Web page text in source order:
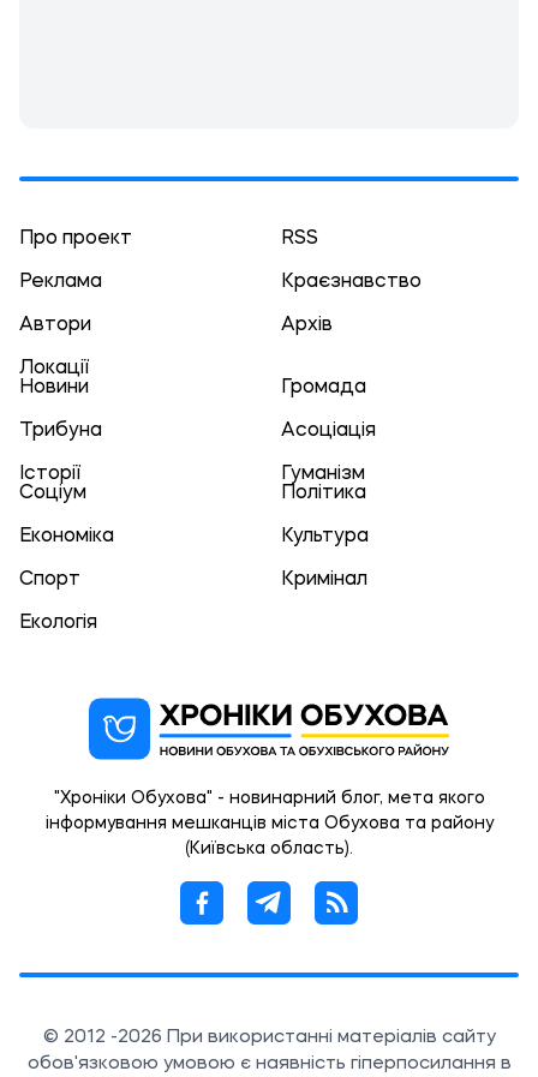
Про проект RSS
Реклама Краєзнавство
Автори Архів
Локації
Новини
Громада
Трибуна Асоціація
Історії
Гуманізм
Соціум
Політика
Економіка Культура
Спорт Кримінал
Екологія
"Хроніки Обухова" - новинарний блог, мета якого
інформування мешканців міста Обухова та району
(Київська область).
© 2012 -2026 При використанні матеріалів сайту
обов'язковою умовою є наявність гіперпосилання в